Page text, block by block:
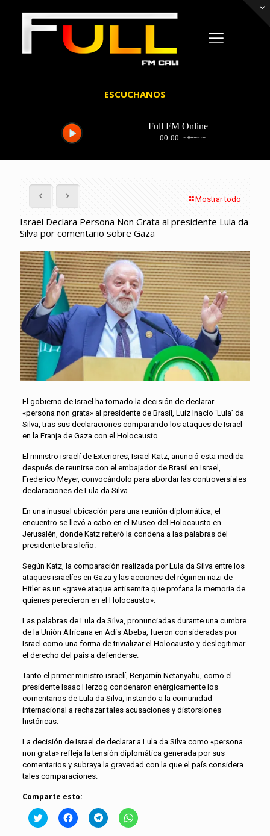
ESCUCHANOS
Mostrar todo
Israel Declara Persona Non Grata al presidente Lula da
Silva por comentario sobre Gaza
El gobierno de Israel ha tomado la decisión de declarar
«persona non grata» al presidente de Brasil, Luiz Inacio ‘Lula’ da
Silva, tras sus declaraciones comparando los ataques de Israel
en la Franja de Gaza con el Holocausto.
El ministro israelí de Exteriores, Israel Katz, anunció esta medida
después de reunirse con el embajador de Brasil en Israel,
Frederico Meyer, convocándolo para abordar las controversiales
declaraciones de Lula da Silva.
En una inusual ubicación para una reunión diplomática, el
encuentro se llevó a cabo en el Museo del Holocausto en
Jerusalén, donde Katz reiteró la condena a las palabras del
presidente brasileño.
Según Katz, la comparación realizada por Lula da Silva entre los
ataques israelíes en Gaza y las acciones del régimen nazi de
Hitler es un «grave ataque antisemita que profana la memoria de
quienes perecieron en el Holocausto».
Las palabras de Lula da Silva, pronunciadas durante una cumbre
de la Unión Africana en Adís Abeba, fueron consideradas por
Israel como una forma de trivializar el Holocausto y deslegitimar
el derecho del país a defenderse.
Tanto el primer ministro israelí, Benjamín Netanyahu, como el
presidente Isaac Herzog condenaron enérgicamente los
comentarios de Lula da Silva, instando a la comunidad
internacional a rechazar tales acusaciones y distorsiones
históricas.
La decisión de Israel de declarar a Lula da Silva como «persona
non grata» refleja la tensión diplomática generada por sus
comentarios y subraya la gravedad con la que el país considera
tales comparaciones.
Comparte esto:
Click
to
Haz
clic
Haz
clic
Haz
clic